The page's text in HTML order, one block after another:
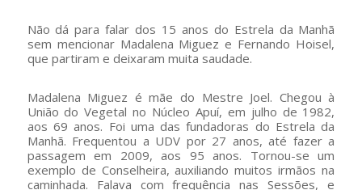
Não dá para falar dos 15 anos do Estrela da Manhã
sem mencionar Madalena Miguez e Fernando Hoisel,
que partiram e deixaram muita saudade.
Madalena Miguez é mãe do Mestre Joel. Chegou à
União do Vegetal no Núcleo Apuí, em julho de 1982,
aos 69 anos. Foi uma das fundadoras do Estrela da
Manhã. Frequentou a UDV por 27 anos, até fazer a
passagem em 2009, aos 95 anos. Tornou-se um
exemplo de Conselheira, auxiliando muitos irmãos na
caminhada. Falava com frequência nas Sessões, e